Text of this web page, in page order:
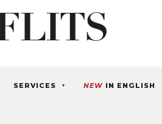
SERVICES NEW IN ENGLISH